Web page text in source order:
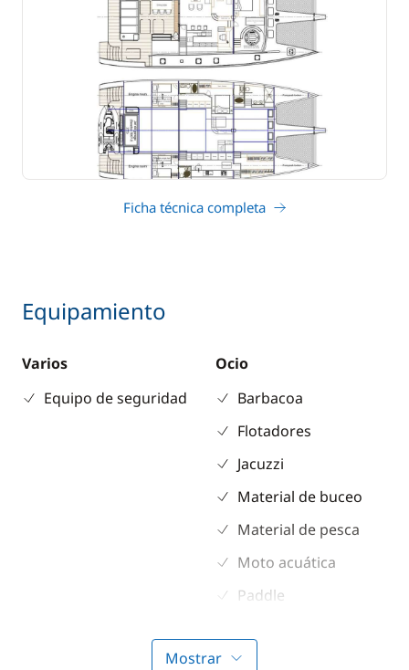
Ficha técnica completa
Equipamiento
Varios
Equipo de seguridad
Ocio
Barbacoa
Flotadores
Jacuzzi
Material de buceo
Material de pesca
Moto acuática
Paddle
TV
Mostrar